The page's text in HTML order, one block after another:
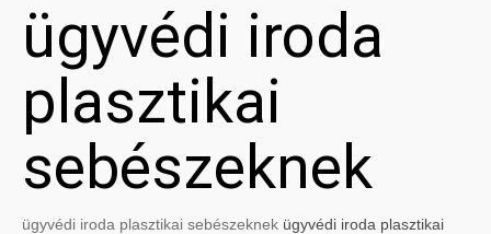
ügyvédi iroda
plasztikai
sebészeknek
ügyvédi iroda plasztikai sebészeknek ügyvédi iroda plasztikai